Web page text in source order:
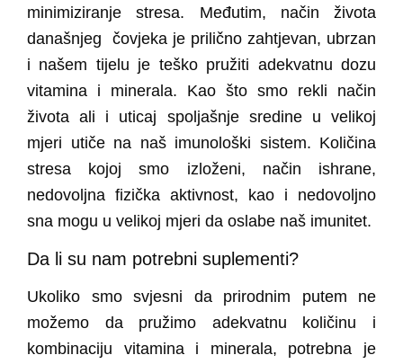
minimiziranje stresa. Međutim, način života
današnjeg čovjeka je prilično zahtjevan, ubrzan
i našem tijelu je teško pružiti adekvatnu dozu
vitamina i minerala. Kao što smo rekli način
života ali i uticaj spoljašnje sredine u velikoj
mjeri utiče na naš imunološki sistem. Količina
stresa kojoj smo izloženi, način ishrane,
nedovoljna fizička aktivnost, kao i nedovoljno
sna mogu u velikoj mjeri da oslabe naš imunitet.
Da li su nam potrebni suplementi?
Ukoliko smo svjesni da prirodnim putem ne
možemo da pružimo adekvatnu količinu i
kombinaciju vitamina i minerala, potrebna je